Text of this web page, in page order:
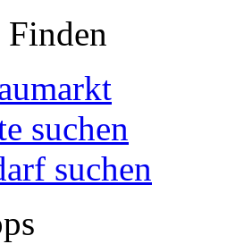
Finden
suchen
suchen